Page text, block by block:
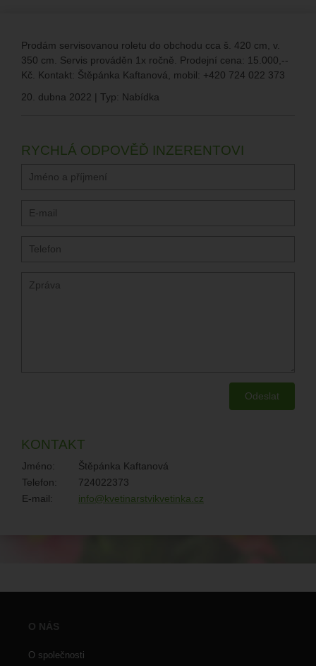
Prodám servisovanou roletu do obchodu cca š. 420 cm, v.
350 cm. Servis prováděn 1x ročně. Prodejní cena: 15.000,--
Kč. Kontakt: Štěpánka Kaftanová, mobil: +420 724 022 373
20. dubna 2022 | Typ: Nabídka
RYCHLÁ ODPOVĚĎ INZERENTOVI
KONTAKT
Jméno:
Štěpánka Kaftanová
Telefon:
724022373
E-mail:
info@kvetinarstvikvetinka.cz
O NÁS
O společnosti